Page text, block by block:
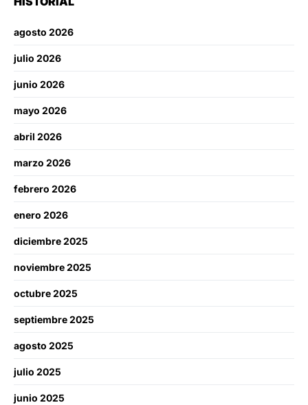
agosto 2026
julio 2026
junio 2026
mayo 2026
abril 2026
marzo 2026
febrero 2026
enero 2026
diciembre 2025
noviembre 2025
octubre 2025
septiembre 2025
agosto 2025
julio 2025
junio 2025